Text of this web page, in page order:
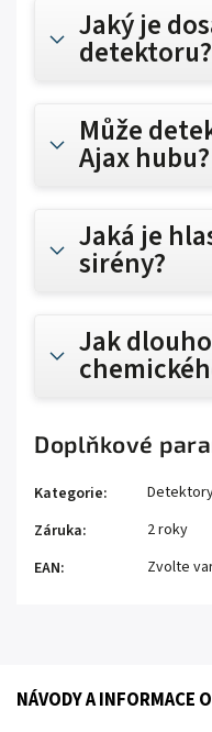
Jaký je
detektoru?
Může
Ajax hubu?
Jaká je
sirény?
Jak
Doplňkové
Kategorie:
Záruka:
2 roky
EAN: Zvolte
NÁVODY A INFORMACE